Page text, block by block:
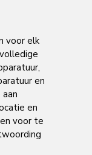
voor elk
en
en
voor te